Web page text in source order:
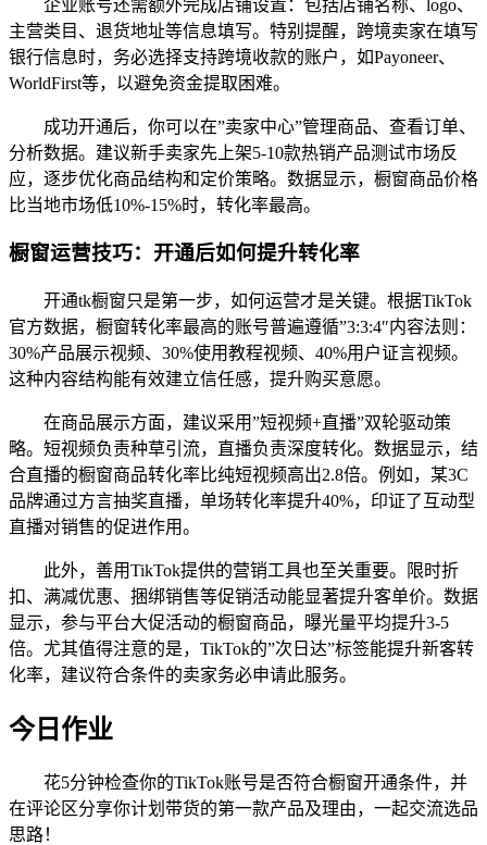
企业账号还需额外完成店铺设置：包括店铺名称、logo、
主营类目、退货地址等信息填写。特别提醒，跨境卖家在填写
银行信息时，务必选择支持跨境收款的账户，如Payoneer、
WorldFirst等，以避免资金提取困难。
成功开通后，你可以在”卖家中心”管理商品、查看订单、
分析数据。建议新手卖家先上架5-10款热销产品测试市场反
应，逐步优化商品结构和定价策略。数据显示，橱窗商品价格
比当地市场低10%-15%时，转化率最高。
橱窗运营技巧：开通后如何提升转化率
开通tk橱窗只是第一步，如何运营才是关键。根据TikTok
官方数据，橱窗转化率最高的账号普遍遵循”3:3:4″内容法则：
30%产品展示视频、30%使用教程视频、40%用户证言视频。
这种内容结构能有效建立信任感，提升购买意愿。
在商品展示方面，建议采用”短视频+直播”双轮驱动策
略。短视频负责种草引流，直播负责深度转化。数据显示，结
合直播的橱窗商品转化率比纯短视频高出2.8倍。例如，某3C
品牌通过方言抽奖直播，单场转化率提升40%，印证了互动型
直播对销售的促进作用。
此外，善用TikTok提供的营销工具也至关重要。限时折
扣、满减优惠、捆绑销售等促销活动能显著提升客单价。数据
显示，参与平台大促活动的橱窗商品，曝光量平均提升3-5
倍。尤其值得注意的是，TikTok的”次日达”标签能提升新客转
化率，建议符合条件的卖家务必申请此服务。
今日作业
花5分钟检查你的TikTok账号是否符合橱窗开通条件，并
在评论区分享你计划带货的第一款产品及理由，一起交流选品
思路！